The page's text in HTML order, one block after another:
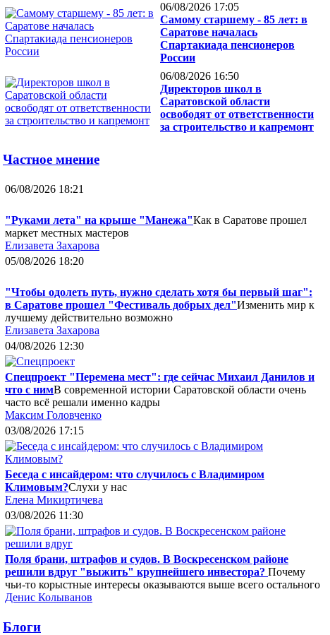
06/08/2026 17:05
Самому старшему - 85 лет: в
Саратове началась
Спартакиада пенсионеров
России
06/08/2026 16:50
Директоров школ в
Саратовской области
освободят от ответственности
за строительство и капремонт
Частное мнение
06/08/2026 18:21
"Руками лета" на крыше "Манежа"Как в Саратове прошел
маркет местных мастеров
Елизавета Захарова
05/08/2026 18:20
"Чтобы одолеть путь, нужно сделать хотя бы первый шаг":
в Саратове прошел "Фестиваль добрых дел"Изменить мир к
лучшему действительно возможно
Елизавета Захарова
04/08/2026 12:30
Спецпроект "Перемена мест": где сейчас Михаил Данилов и
что с нимВ современной истории Саратовской области очень
часто всё решали именно кадры
Максим Головченко
03/08/2026 17:15
Беседа с инсайдером: что случилось с Владимиром
Климовым?Слухи у нас
Елена Микиртичева
03/08/2026 11:30
Поля брани, штрафов и судов. В Воскресенском районе
решили вдруг "выжить" крупнейшего инвестора? Почему
чьи-то корыстные интересы оказываются выше всего остального
Денис Колыванов
Блоги